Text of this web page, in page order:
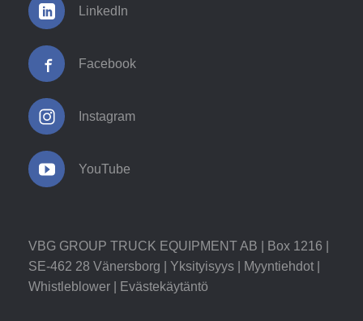
LinkedIn
Facebook
Instagram
YouTube
VBG GROUP TRUCK EQUIPMENT AB | Box 1216 |
SE-462 28 Vänersborg | Yksityisyys Myyntiehdot
Whistleblower
Evästekäytäntö